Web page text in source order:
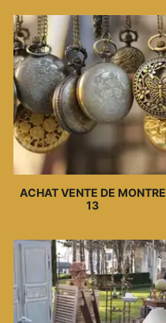
ACHAT VENTE DE MONTRE
13